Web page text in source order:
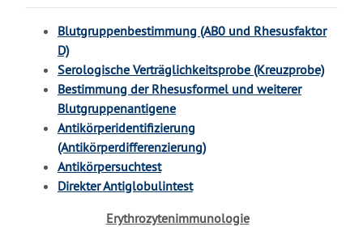
Blutgruppenbestimmung (AB0 und Rhesusfaktor
D)
Serologische Verträglichkeitsprobe (Kreuzprobe)
Bestimmung der Rhesusformel und weiterer
Blutgruppenantigene
Antikörperidentifizierung
(Antikörperdifferenzierung)
Antikörpersuchtest
Direkter Antiglobulintest
ErythrozytenimmunologieX